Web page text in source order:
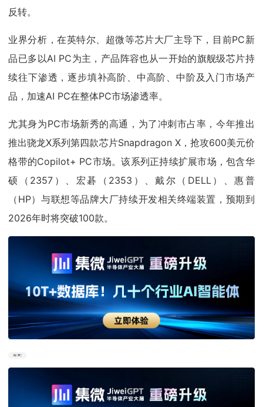
反转。
业界分析，在英特尔、超微等芯片大厂主导下，目前PC新
品已多以AI PC为主，产品阵容也从一开始的旗舰级芯片持
续往下渗透，逐步填补高阶、中高阶、中阶及入门市场产
品，加速AI PC在整体PC市场渗透率。
尤其身为PC市场新秀的高通，为了冲刺市占率，今年推出
推出骁龙X系列第四款芯片Snapdragon X，抢攻600美元价
格带的Copilot+ PC市场。该系列正持续扩展市场，包含华
硕（2357）、宏碁（2353）、戴尔（DELL）、惠普
（HP）与联想等品牌大厂持续开发相关终端装置，预期到
2026年时将突破100款。
AI PC